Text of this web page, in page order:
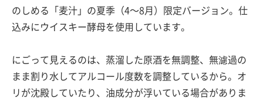
のしめる「麦汁」の夏季（4〜8月）限定バージョン。仕
込みにウイスキー酵母を使用しています。
にごって見えるのは、蒸溜した原酒を無調整、無濾過の
まま割り水してアルコール度数を調整しているから。オ
リが沈殿していたり、油成分が浮いている場合がありま